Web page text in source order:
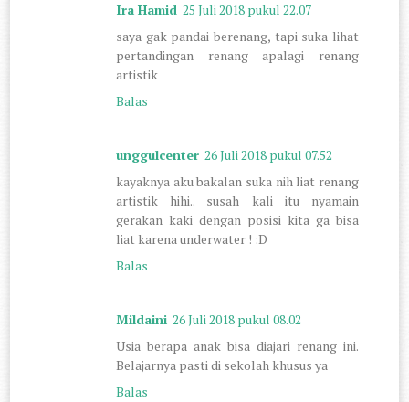
Ira Hamid 25 Juli 2018 pukul 22.07
saya gak pandai berenang, tapi suka lihat
pertandingan renang apalagi renang
artistik
Balas
unggulcenter 26 Juli 2018 pukul 07.52
kayaknya aku bakalan suka nih liat renang
artistik hihi.. susah kali itu nyamain
gerakan kaki dengan posisi kita ga bisa
liat karena underwater ! :D
Balas
Mildaini 26 Juli 2018 pukul 08.02
Usia berapa anak bisa diajari renang ini.
Belajarnya pasti di sekolah khusus ya
Balas